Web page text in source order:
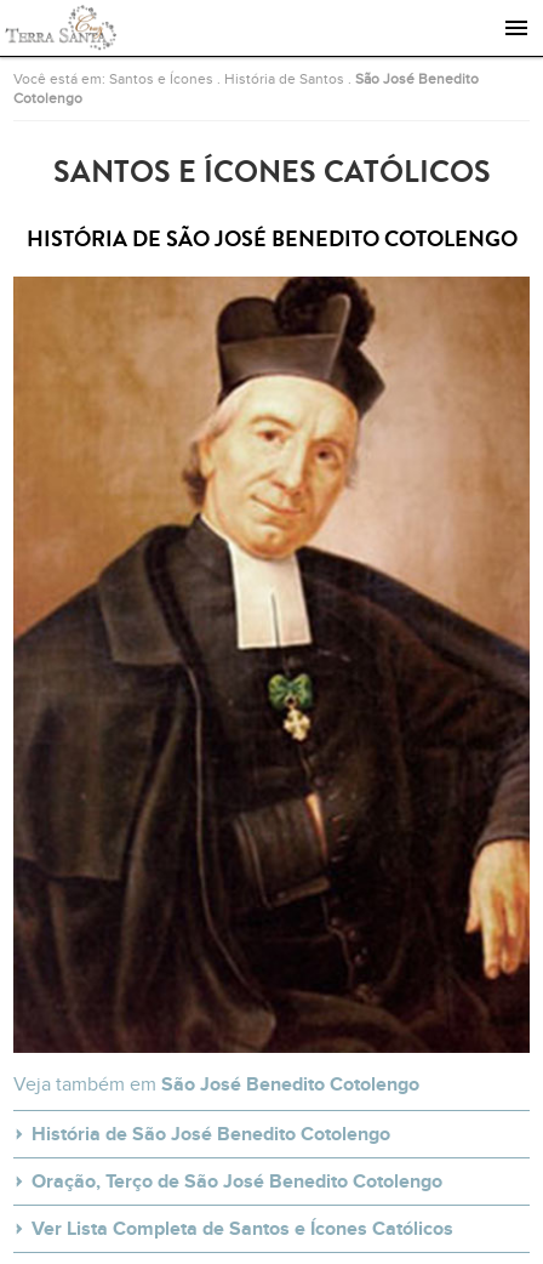
Ir para a página inicial
Você está em:Santos e Ícones História de Santos .São José Benedito
Cotolengo
SANTOS E ÍCONES CATÓLICOS
HISTÓRIA DE SÃO JOSÉ BENEDITO COTOLENGO
Veja também emSão José Benedito Cotolengo
História de São José Benedito Cotolengo
Oração, Terço de São José Benedito Cotolengo
Ver Lista Completa de Santos e Ícones Católicos